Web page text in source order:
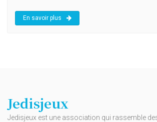
En savoir plus
Jedisjeux
Jedisjeux est une association qui rassemble